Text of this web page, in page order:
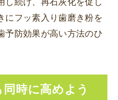
にフッ素入り歯磨き粉を
予防効果が高い方法のひ
時に高めよう